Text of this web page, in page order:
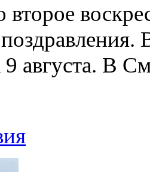
9 августа. В